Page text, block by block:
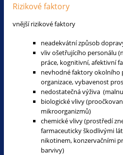
Rizikové faktory
vnější rizikové faktory
neadekvátní způsob
vliv ošetřujícího personálu
práce, kognitivní, afektivní
nevhodné faktory okolního
organizace, vybavenost
nedostatečná výživa
biologické vlivy
mikroorganizmů)
chemické vlivy (prostředí
farmaceuticky škodlivými
nikotinem, konzervačními
barvivy)